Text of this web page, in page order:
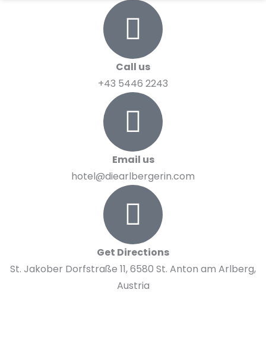
Call us
+43 5446 2243
Email us
hotel@diearlbergerin.com
Get Directions
St. Jakober Dorfstraße 11, 6580 St. Anton am Arlberg,
Austria